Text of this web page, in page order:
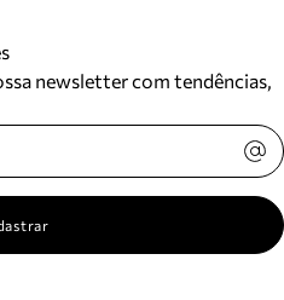
newsletter com tendências,